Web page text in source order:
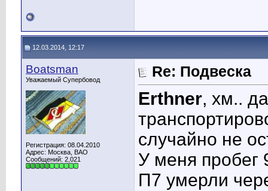
12.03.2014, 12:17
Boatsman
Уважаемый Супербовод
Регистрация: 08.04.2010
Адрес: Москва, ВАО
Сообщений: 2,021
Re: Подвеска
Erthner, хм..
случайно не
У меня пробег
П7 умерли